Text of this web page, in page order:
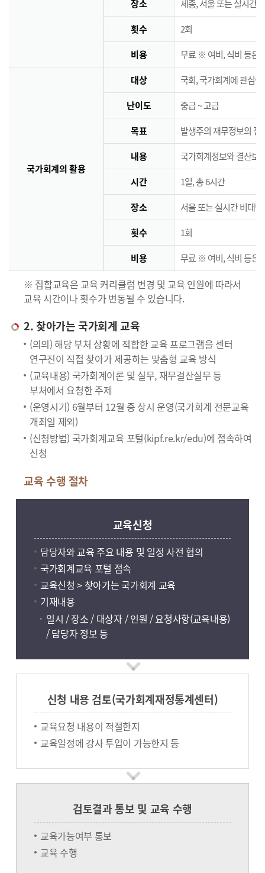
장소 세종, 서울 또는 실시간
횟수 2회
비용 무료 ※ 여비, 식비 등은
국가회계의 활용
대상 국회, 국가회계에 관심
난이도 중급 ~ 고급
목표 발생주의 재무정보의 정
내용 국가회계정보와 결산보
시간 1일, 총 6시간
장소 서울 또는 실시간 비대
횟수 1회
비용 무료 ※ 여비, 식비 등은
※ 집합교육은 교육 커리큘럼 변경 및 교육 인원에 따라서
교육 시간이나 횟수가 변동될 수 있습니다.
2. 찾아가는 국가회계 교육
(의의) 해당 부처 상황에 적합한 교육 프로그램을 센터
연구진이 직접 찾아가 제공하는 맞춤형 교육 방식
(교육내용) 국가회계이론 및 실무, 재무결산실무 등
부처에서 요청한 주제
(운영시기) 6월부터 12월 중 상시 운영(국가회계 전문교육
개최일 제외)
(신청방법) 국가회계교육 포털(kipf.re.kr/edu)에 접속하여
신청
교육 수행 절차
교육신청
담당자와 교육 주요 내용 및 일정 사전 협의
국가회계교육 포털 접속
교육신청 > 찾아가는 국가회계 교육
기재내용
일시 / 장소 / 대상자 / 인원 / 요청사항(교육내용)
/ 담당자 정보 등
신청 내용 검토(국가회계재정통계센터)
교육요청 내용이 적절한지
교육일정에 강사 투입이 가능한지 등
검토결과 통보 및 교육 수행
교육가능여부 통보
교육 수행